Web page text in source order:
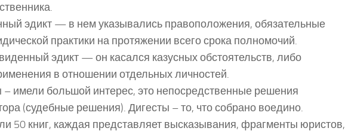
эдикт — в нем указывались правоположения, обязательные
практики на протяжении всего срока полномочий.
эдикт — он касался казусных обстоятельств, либо
в отношении отдельных личностей.
– имели большой интерес, это непосредственные решения
(судебные решения). Дигесты – то, что собрано воедино.
50 книг, каждая представляет высказывания, фрагменты юристов,